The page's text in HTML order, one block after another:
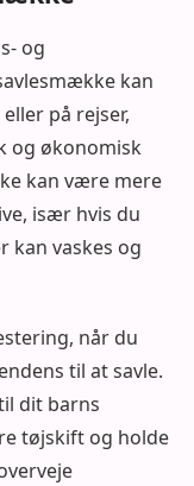
og
kan
på rejser,
og økonomisk
kan være mere
især hvis du
kan vaskes og
når du
til at savle.
dit barns
tøjskift og holde